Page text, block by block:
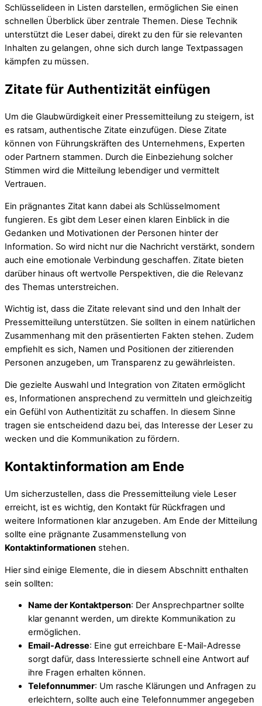
Schlüsselideen in Listen darstellen, ermöglichen Sie einen
schnellen Überblick über zentrale Themen. Diese Technik
unterstützt die Leser dabei, direkt zu den für sie relevanten
Inhalten zu gelangen, ohne sich durch lange Textpassagen
kämpfen zu müssen.
Zitate für Authentizität einfügen
Um die Glaubwürdigkeit einer Pressemitteilung zu steigern, ist
es ratsam, authentische Zitate einzufügen. Diese Zitate
können von Führungskräften des Unternehmens, Experten
oder Partnern stammen. Durch die Einbeziehung solcher
Stimmen wird die Mitteilung lebendiger und vermittelt
Vertrauen.
Ein prägnantes Zitat kann dabei als Schlüsselmoment
fungieren. Es gibt dem Leser einen klaren Einblick in die
Gedanken und Motivationen der Personen hinter der
Information. So wird nicht nur die Nachricht verstärkt, sondern
auch eine emotionale Verbindung geschaffen. Zitate bieten
darüber hinaus oft wertvolle Perspektiven, die die Relevanz
des Themas unterstreichen.
Wichtig ist, dass die Zitate relevant sind und den Inhalt der
Pressemitteilung unterstützen. Sie sollten in einem natürlichen
Zusammenhang mit den präsentierten Fakten stehen. Zudem
empfiehlt es sich, Namen und Positionen der zitierenden
Personen anzugeben, um Transparenz zu gewährleisten.
Die gezielte Auswahl und Integration von Zitaten ermöglicht
es, Informationen ansprechend zu vermitteln und gleichzeitig
ein Gefühl von Authentizität zu schaffen. In diesem Sinne
tragen sie entscheidend dazu bei, das Interesse der Leser zu
wecken und die Kommunikation zu fördern.
Kontaktinformation am Ende
Um sicherzustellen, dass die Pressemitteilung viele Leser
erreicht, ist es wichtig, den Kontakt für Rückfragen und
weitere Informationen klar anzugeben. Am Ende der Mitteilung
sollte eine prägnante Zusammenstellung von
Kontaktinformationen stehen.
Hier sind einige Elemente, die in diesem Abschnitt enthalten
sein sollten:
Name der Kontaktperson: Der Ansprechpartner sollte
klar genannt werden, um direkte Kommunikation zu
ermöglichen.
Email-Adresse: Eine gut erreichbare E-Mail-Adresse
sorgt dafür, dass Interessierte schnell eine Antwort auf
ihre Fragen erhalten können.
Telefonnummer: Um rasche Klärungen und Anfragen zu
erleichtern, sollte auch eine Telefonnummer angegeben